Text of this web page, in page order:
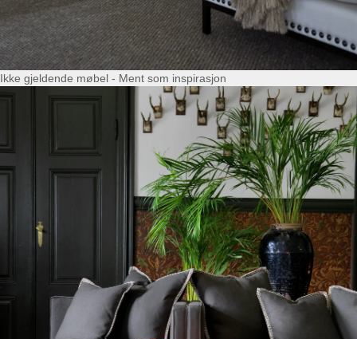
Ikke gjeldende møbel - Ment som inspirasjon